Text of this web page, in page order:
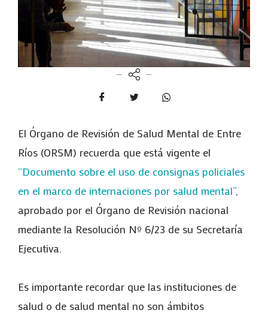
El Órgano de Revisión de Salud Mental de Entre
Ríos (ORSM) recuerda que está vigente el
“Documento sobre el uso de consignas policiales
en el marco de internaciones por salud mental”,
aprobado por el Órgano de Revisión nacional
mediante la Resolución Nº 6/23 de su Secretaría
Ejecutiva.
Es importante recordar que las instituciones de
salud o de salud mental no son ámbitos